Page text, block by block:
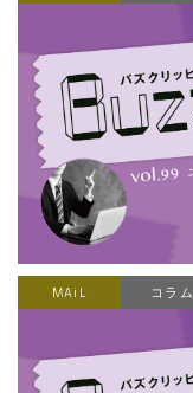
MAiL コラム